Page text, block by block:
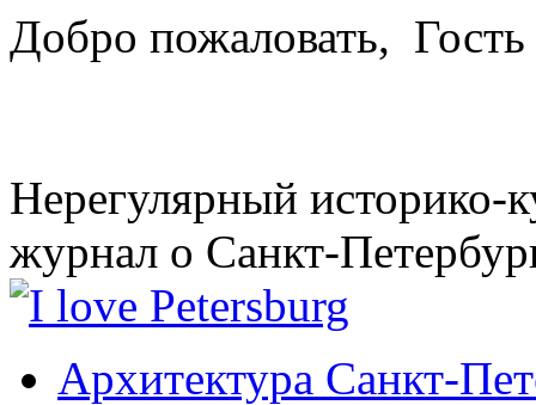
Добро пожаловать, Гость
Нерегулярный историко-
журнал о Санкт-
Архитектура Санкт-